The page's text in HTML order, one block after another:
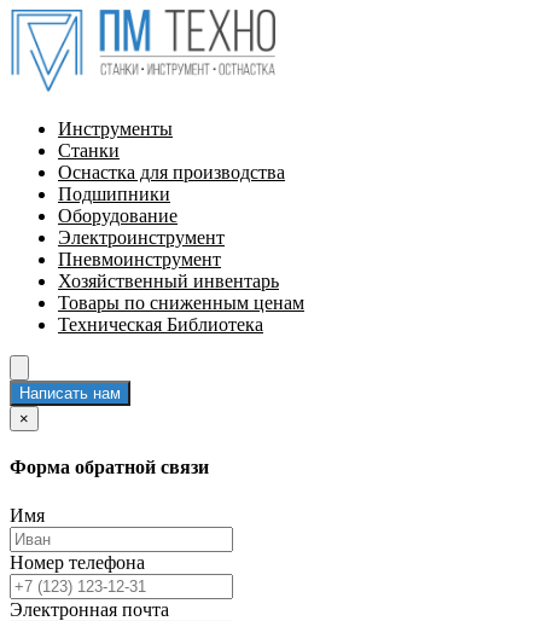
Инструменты
Станки
Оснастка для производства
Подшипники
Оборудование
Электроинструмент
Пневмоинструмент
Хозяйственный инвентарь
Товары по сниженным ценам
Техническая Библиотека
Написать нам
×
Форма обратной связи
Имя
Номер телефона
Электронная почта